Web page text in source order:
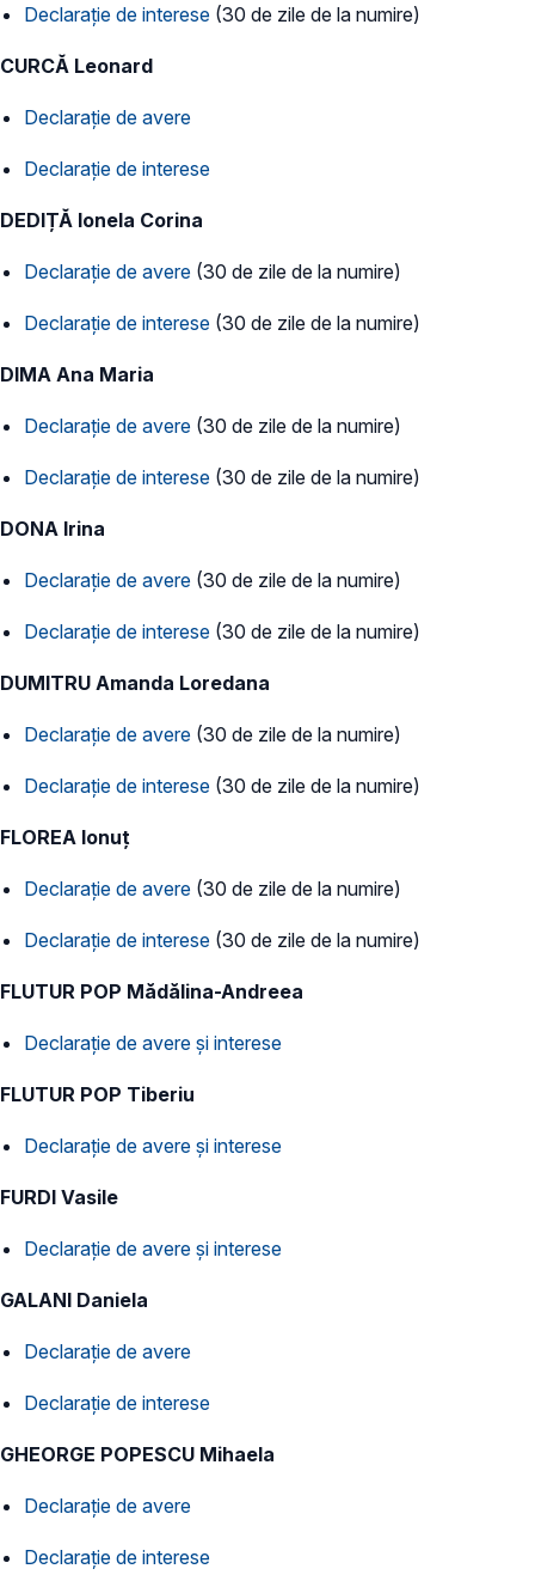
Declarație de interese (30 de zile de la numire)
CURCĂ Leonard
Declarație de avere
Declarație de interese
DEDIȚĂ Ionela Corina
Declarație de avere (30 de zile de la numire)
Declarație de interese (30 de zile de la numire)
DIMA Ana Maria
Declarație de avere (30 de zile de la numire)
Declarație de interese (30 de zile de la numire)
DONA Irina
Declarație de avere (30 de zile de la numire)
Declarație de interese (30 de zile de la numire)
DUMITRU Amanda Loredana
Declarație de avere (30 de zile de la numire)
Declarație de interese (30 de zile de la numire)
FLOREA Ionuț
Declarație de avere (30 de zile de la numire)
Declarație de interese (30 de zile de la numire)
FLUTUR POP Mădălina-Andreea
Declarație de avere și interese
FLUTUR POP Tiberiu
Declarație de avere și interese
FURDI Vasile
Declarație de avere și interese
GALANI Daniela
Declarație de avere
Declarație de interese
GHEORGE POPESCU Mihaela
Declarație de avere
Declarație de interese